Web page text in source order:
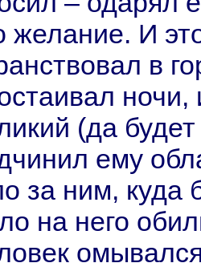
желание. И
в
(да
ему
за ним, куда
нa него